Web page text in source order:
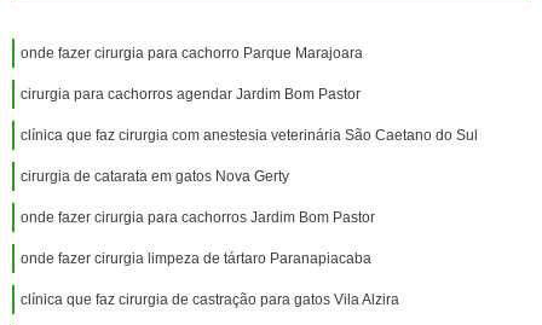
onde fazer cirurgia para cachorro Parque Marajoara
cirurgia para cachorros agendar Jardim Bom Pastor
clínica que faz cirurgia com anestesia veterinária São Caetano do Sul
cirurgia de catarata em gatos Nova Gerty
onde fazer cirurgia para cachorros Jardim Bom Pastor
onde fazer cirurgia limpeza de tártaro Paranapiacaba
clínica que faz cirurgia de castração para gatos Vila Alzira